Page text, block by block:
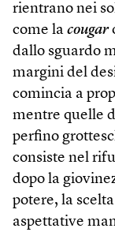
rientrano nei
come la cougar
dallo sguardo
margini del
comincia a
mentre quelle
perfino
consiste nel
dopo la
potere, la
aspettative